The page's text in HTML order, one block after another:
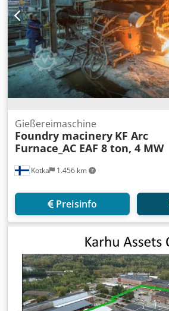
Kotka 1.456 km
Gießereimaschine
Foundry macinery KF Arc
Furnace_AC EAF 8 ton, 4 MW
Preisinfo